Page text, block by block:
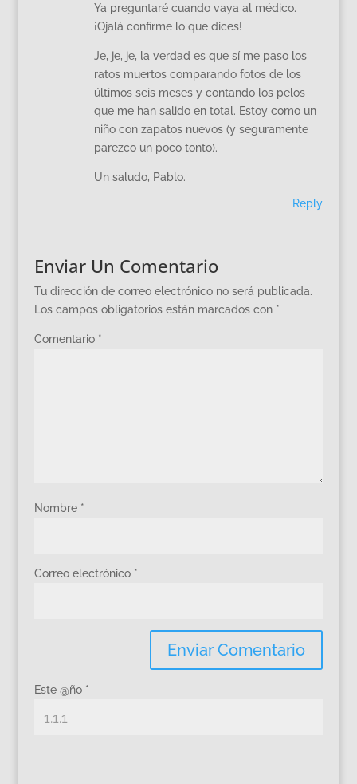
Ya preguntaré cuando vaya al médico.
¡Ojalá confirme lo que dices!
Je, je, je, la verdad es que sí me paso los
ratos muertos comparando fotos de los
últimos seis meses y contando los pelos
que me han salido en total. Estoy como un
niño con zapatos nuevos (y seguramente
parezco un poco tonto).
Un saludo, Pablo.
Reply
Enviar Un Comentario
Tu dirección de correo electrónico no será publicada.
Los campos obligatorios están marcados con *
Comentario *
Nombre *
Correo electrónico *
Este @ño *